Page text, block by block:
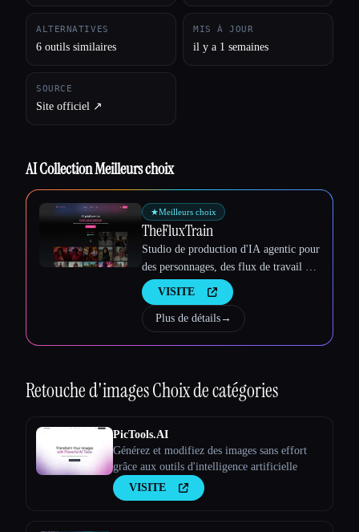
Esc
ALTERNATIVES
6 outils similaires
MIS À JOUR
il y a 1 semaines
SOURCE
Site officiel ↗︎
AI Collection Meilleurs choix
★Meilleurs choix
TheFluxTrain
Studio de production d'IA agentic pour
des personnages, des flux de travail et
des vidéos cohérents
VISITE
Plus de détails→
Retouche d'imagesChoix de catégories
PicTools.AI
Générez et modifiez des images sans effort
grâce aux outils d'intelligence artificielle
VISITE